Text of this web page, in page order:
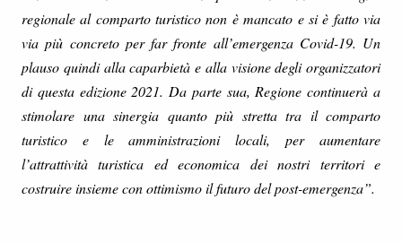
regionale al comparto turistico non è mancato e si è fatto via
via più concreto per far fronte all’emergenza Covid-19. Un
plauso quindi alla caparbietà e alla visione degli organizzatori
di questa edizione 2021. Da parte sua, Regione continuerà a
stimolare una sinergia quanto più stretta tra il comparto
turistico e le amministrazioni locali, per aumentare
l’attrattività turistica ed economica dei nostri territori e
costruire insieme con ottimismo il futuro del post-emergenza”.